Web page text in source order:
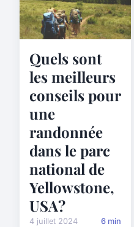
Quels sont
les meilleurs
conseils pour
une
randonnée
dans le parc
national de
Yellowstone,
USA?
4 juillet 2024 6 min